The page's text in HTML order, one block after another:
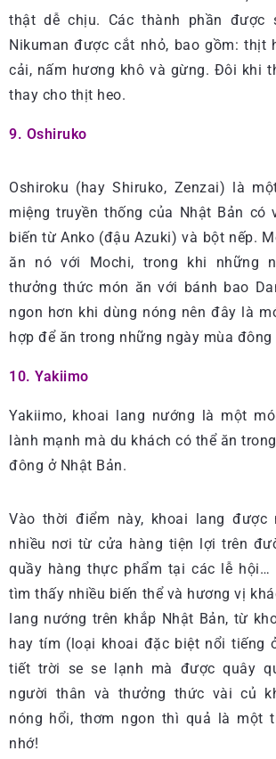
thật dễ chịu. Các thành phần được
Nikuman được cắt nhỏ, bao gồm: thịt
cải, nấm hương khô và gừng. Đôi khi
thay cho thịt heo.
9. Oshiruko
Oshiroku (hay Shiruko, Zenzai) là
miệng truyền thống của Nhật Bản có
biến từ Anko (đậu Azuki) và bột nếp.
ăn nó với Mochi, trong khi những
thưởng thức món ăn với bánh bao
ngon hơn khi dùng nóng nên đây là
hợp để ăn trong những ngày mùa đông
10. Yakiimo
Yakiimo, khoai lang nướng là một
lành mạnh mà du khách có thể ăn
đông ở Nhật Bản.
Vào thời điểm này, khoai lang được
nhiều nơi từ cửa hàng tiện lợi trên
quầy hàng thực phẩm tại các lễ hội…
tìm thấy nhiều biến thể và hương vị
lang nướng trên khắp Nhật Bản, từ
hay tím (loại khoai đặc biệt nổi tiếng
tiết trời se se lạnh mà được quây
người thân và thưởng thức vài củ
nóng hổi, thơm ngon thì quả là một
nhớ!